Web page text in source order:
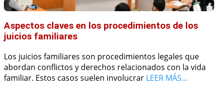
Aspectos claves en los procedimientos de los
juicios familiares
Los juicios familiares son procedimientos legales que
abordan conflictos y derechos relacionados con la vida
familiar. Estos casos suelen involucrar LEER MÁS…